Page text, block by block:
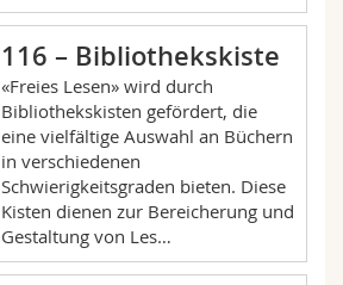
116 – Bibliothekskiste
«Freies Lesen» wird durch
Bibliothekskisten gefördert, die
eine vielfältige Auswahl an Büchern
in verschiedenen
Schwierigkeitsgraden bieten. Diese
Kisten dienen zur Bereicherung und
Gestaltung von Les…